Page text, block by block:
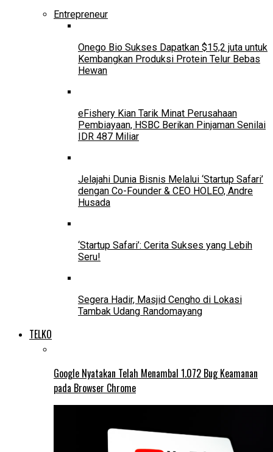
Entrepreneur
Onego Bio Sukses Dapatkan $15,2 juta untuk
Kembangkan Produksi Protein Telur Bebas
Hewan
eFishery Kian Tarik Minat Perusahaan
Pembiayaan, HSBC Berikan Pinjaman Senilai
IDR 487 Miliar
Jelajahi Dunia Bisnis Melalui ‘Startup Safari’
dengan Co-Founder & CEO HOLEO, Andre
Husada
‘Startup Safari’: Cerita Sukses yang Lebih
Seru!
Segera Hadir, Masjid Cengho di Lokasi
Tambak Udang Randomayang
TELKO
Google Nyatakan Telah Menambal 1.072 Bug Keamanan
pada Browser Chrome